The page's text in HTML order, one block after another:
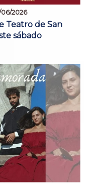
06/2026
Teatro de San
sábado